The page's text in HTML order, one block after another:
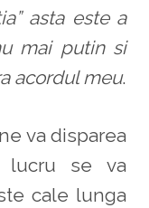
asta este a
mai putin si
acordul meu.
va disparea
lucru se va
cale lunga